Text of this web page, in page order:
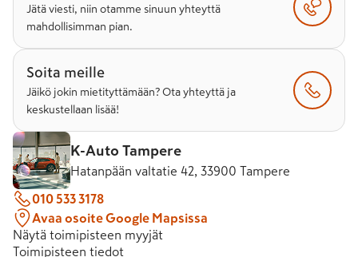
Jätä viesti, niin otamme sinuun yhteyttä
mahdollisimman pian.
Soita meille
Jäikö jokin mietityttämään? Ota yhteyttä ja
keskustellaan lisää!
K-Auto Tampere
Hatanpään valtatie 42, 33900 Tampere
010 533 3178
Avaa osoite Google Mapsissa
Näytä toimipisteen myyjät
Toimipisteen tiedot